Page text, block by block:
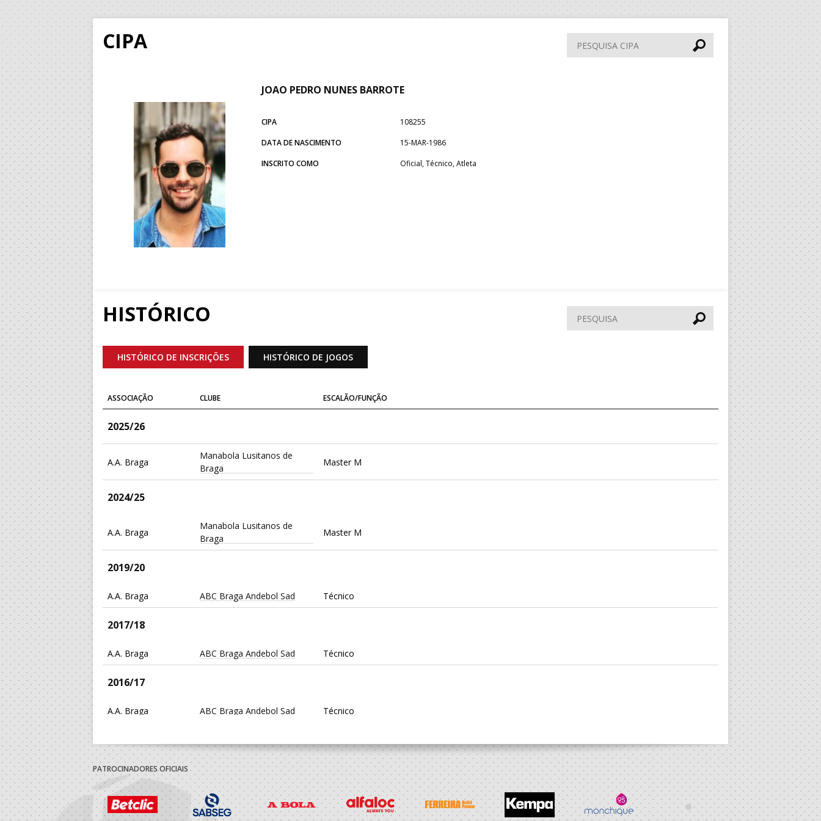
CIPA
Pesquisa
CIPA
JOAO PEDRO NUNES BARROTE
CIPA
108255
DATA DE NASCIMENTO
15-MAR-1986
INSCRITO COMO
Oficial, Técnico, Atleta
HISTÓRICO Pesquisar
HISTÓRICO DE INSCRIÇÕES HISTÓRICO DE JOGOS
ASSOCIAÇÃO CLUBE ESCALÃO/FUNÇÃO
2025/26
A.A. Braga
Manabola Lusitanos de
Braga
Master M
2024/25
A.A. Braga
Manabola Lusitanos de
Braga
Master M
2019/20
A.A. Braga ABC Braga Andebol Sad Técnico
2017/18
A.A. Braga ABC Braga Andebol Sad Técnico
2016/17
A.A. Braga ABC Braga Andebol Sad Técnico
A.A. Braga ABC Braga Andebol Sad Técnico
2014/15
PATROCINADORES OFICIAIS